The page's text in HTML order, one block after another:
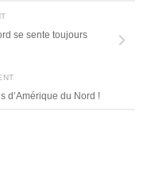
se sente toujours
d’Amérique du Nord !